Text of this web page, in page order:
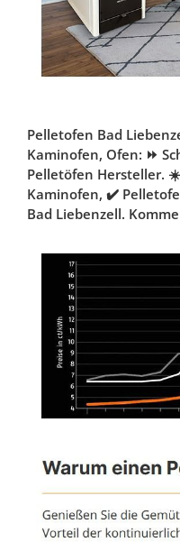
Pelletofen Bad
Kaminofen, Ofen: ⏩
Pelletöfen Hersteller.
Kaminofen, ✔️
Bad Liebenzell.